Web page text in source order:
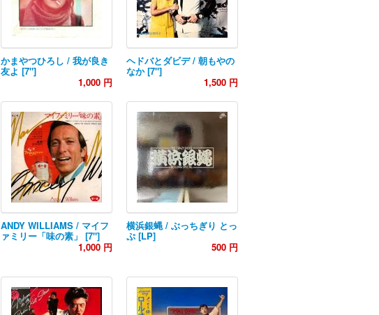
かまやつひろし / 我が良き
友よ [7"]
1,000 円
ヘドバとダビデ / 朝もやの
なか [7"]
1,500 円
ANDY WILLIAMS / マイフ
ァミリー「味の素」 [7"]
1,000 円
横浜銀蝿 / ぶっちぎり とっ
ぷ [LP]
500 円